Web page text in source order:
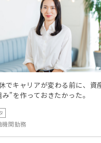
でキャリアが変わる前に、資
”を作っておきたかった。
関勤務